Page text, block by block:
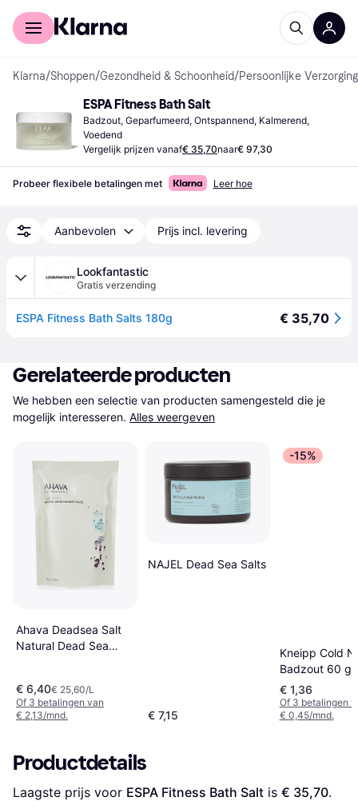
Voor shoppers
Klarna/Shoppen/Gezondheid & Schoonheid/Persoonlijke Verzorging
ESPA Fitness Bath Salt
Badzout, Geparfumeerd, Ontspannend, Kalmerend,
Voedend
Vergelijk prijzen vanaf€ 35,70naar€ 97,30
Probeer flexibele betalingen met Leer hoe
Aanbevolen Prijs incl. levering
Lookfantastic
Gratis verzending
ESPA Fitness Bath Salts 180g € 35,70
Gerelateerde producten
We hebben een selectie van producten samengesteld die je
mogelijk interesseren. Alles weergeven
Ahava Deadsea Salt
Natural Dead Sea
€ 6,40€ 25,60/L
Of 3 betalingen van
€ 2,13/mnd.
NAJEL Dead Sea Salts
€ 7,15
-15%
Kneipp Cold
Badzout 60 g
€ 1,36
Of 3 betalingen
€ 0,45/mnd.
Productdetails
Laagste prijs voor ESPA Fitness Bath Salt is € 35,70.